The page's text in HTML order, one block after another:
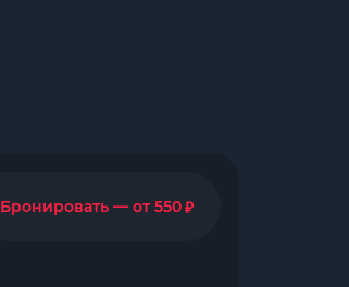
Бронировать — от 550₽